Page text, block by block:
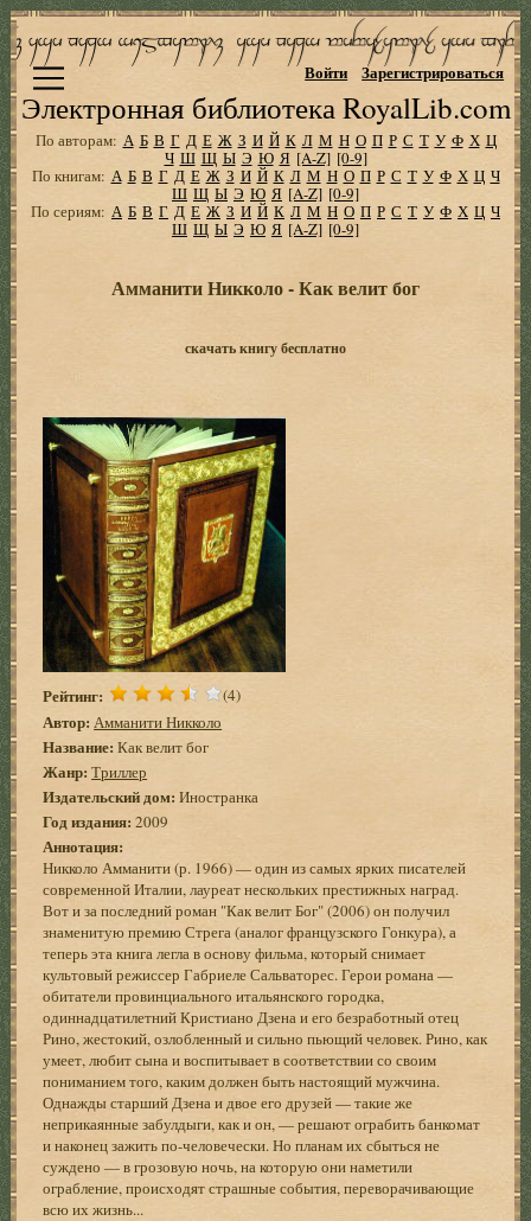
Электронная библиотека RoyalLib.com
Войти Зарегистрироваться
По авторам: А Б В Г Д Е Ж З И Й К Л М Н О П Р С Т У Ф Х Ц
Ч Ш Щ Ы Э Ю Я [A-Z] [0-9]
По книгам: А Б В Г Д Е Ж З И Й К Л М Н О П Р С Т У Ф Х Ц Ч
Ш Щ Ы Э Ю Я [A-Z] [0-9]
По сериям: А Б В Г Д Е Ж З И Й К Л М Н О П Р С Т У Ф Х Ц Ч
Ш Щ Ы Э Ю Я [A-Z] [0-9]
Амманити Никколо - Как велит бог
скачать книгу бесплатно
Рейтинг: (4)
Автор: Амманити Никколо
Название: Как велит бог
Жанр: Триллер
Издательский дом: Иностранка
Год издания: 2009
Аннотация:
Никколо Амманити (р. 1966) — один из самых ярких писателей
современной Италии, лауреат нескольких престижных наград.
Вот и за последний роман "Как велит Бог" (2006) он получил
знаменитую премию Стрега (аналог французского Гонкура), а
теперь эта книга легла в основу фильма, который снимает
культовый режиссер Габриеле Сальваторес. Герои романа —
обитатели провинциального итальянского городка,
одиннадцатилетний Кристиано Дзена и его безработный отец
Рино, жестокий, озлобленный и сильно пьющий человек. Рино, как
умеет, любит сына и воспитывает в соответствии со своим
пониманием того, каким должен быть настоящий мужчина.
Однажды старший Дзена и двое его друзей — такие же
неприкаянные забулдыги, как и он, — решают ограбить банкомат
и наконец зажить по-человечески. Но планам их сбыться не
суждено — в грозовую ночь, на которую они наметили
ограбление, происходят страшные события, переворачивающие
всю их жизнь...